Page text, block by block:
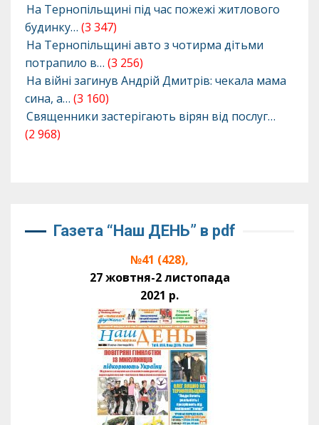
На Тернопільщині під час пожежі житлового
будинку… (3 347)
На Тернопільщині авто з чотирма дітьми
потрапило в… (3 256)
На війні загинув Андрій Дмитрів: чекала мама
сина, а… (3 160)
Священники застерігають вірян від послуг…
(2 968)
Газета “Наш ДЕНЬ” в pdf
№41 (428),
27 жовтня-2 листопада
2021 р.